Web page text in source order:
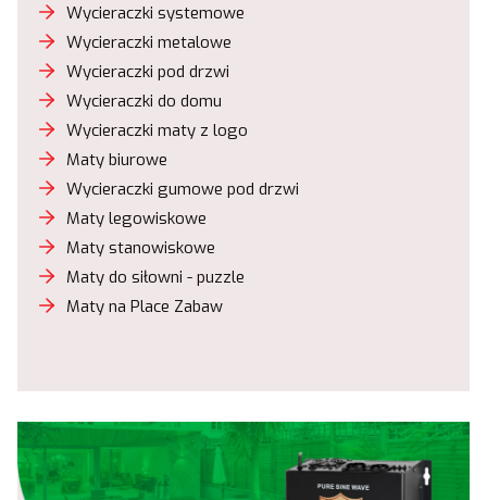
Wycieraczki systemowe
Wycieraczki metalowe
Wycieraczki pod drzwi
Wycieraczki do domu
Wycieraczki maty z logo
Maty biurowe
Wycieraczki gumowe pod drzwi
Maty legowiskowe
Maty stanowiskowe
Maty do siłowni - puzzle
Maty na Place Zabaw